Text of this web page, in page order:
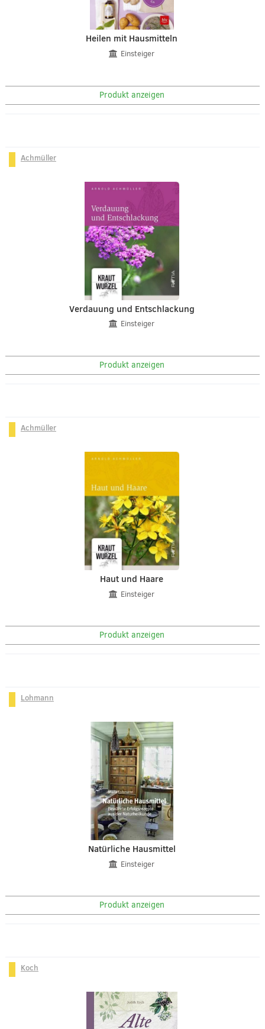
Heilen mit Hausmitteln
Einsteiger
Produkt anzeigen
Achmüller
Verdauung und Entschlackung
Einsteiger
Produkt anzeigen
Achmüller
Haut und Haare
Einsteiger
Produkt anzeigen
Lohmann
Natürliche Hausmittel
Einsteiger
Produkt anzeigen
Koch